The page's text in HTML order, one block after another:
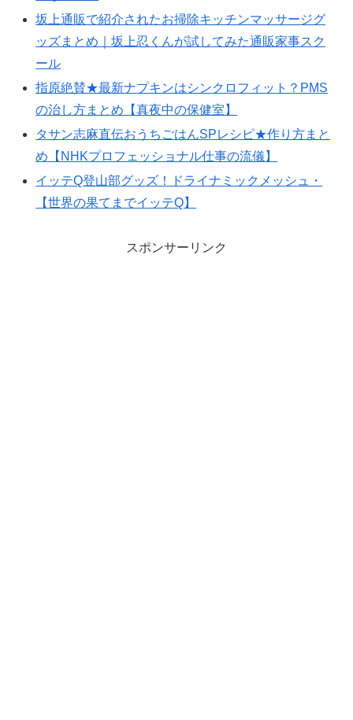
坂上通販で紹介されたお掃除キッチンマッサージグ
ッズまとめ｜坂上忍くんが試してみた通販家事スク
ール
指原絶賛★最新ナプキンはシンクロフィット？PMS
の治し方まとめ【真夜中の保健室】
タサン志麻直伝おうちごはんSPレシピ★作り方まと
め【NHKプロフェッショナル仕事の流儀】
イッテQ登山部グッズ！ドライナミックメッシュ・
【世界の果てまでイッテQ】
スポンサーリンク